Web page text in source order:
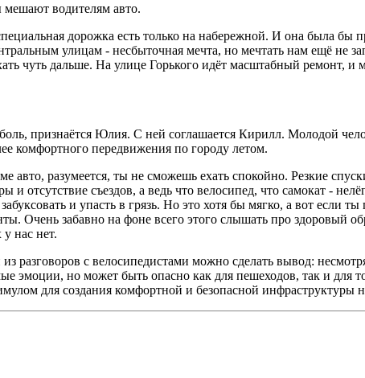
водителям авто.
дорожка есть только на набережной. И она была бы
улицам - несбыточная мечта, но мечтать нам ещё
чуть дальше. На улице Горького идёт масштабный ремонт, и
признаётся Юлия. С ней соглашается Кирилл. Молодой
комфортного передвижения по городу летом.
авто, разумеется, ты не сможешь ехать спокойно. Резкие
отсутствие съездов, а ведь что велосипед, что самокат -
и упасть в грязь. Но это хотя бы мягко, а вот если
Очень забавно на фоне всего этого слышать про здоровый
нас нет.
разговоров с велосипедистами можно сделать вывод:
эмоции, но может быть опасно как для пешеходов, так и для
для создания комфортной и безопасной